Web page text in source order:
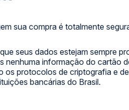
sua compra é totalmente
seus dados estejam sempre
nenhuma informação do cartão
os protocolos de criptografia e
bancárias do Brasil.